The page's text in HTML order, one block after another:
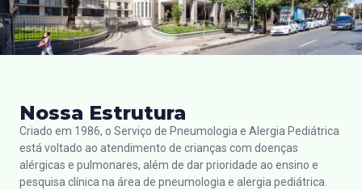
Nossa Estrutura
Criado em 1986, o Serviço de Pneumologia e Alergia Pediátrica
está voltado ao atendimento de crianças com doenças
alérgicas e pulmonares, além de dar prioridade ao ensino e
pesquisa clínica na área de pneumologia e alergia pediátrica.